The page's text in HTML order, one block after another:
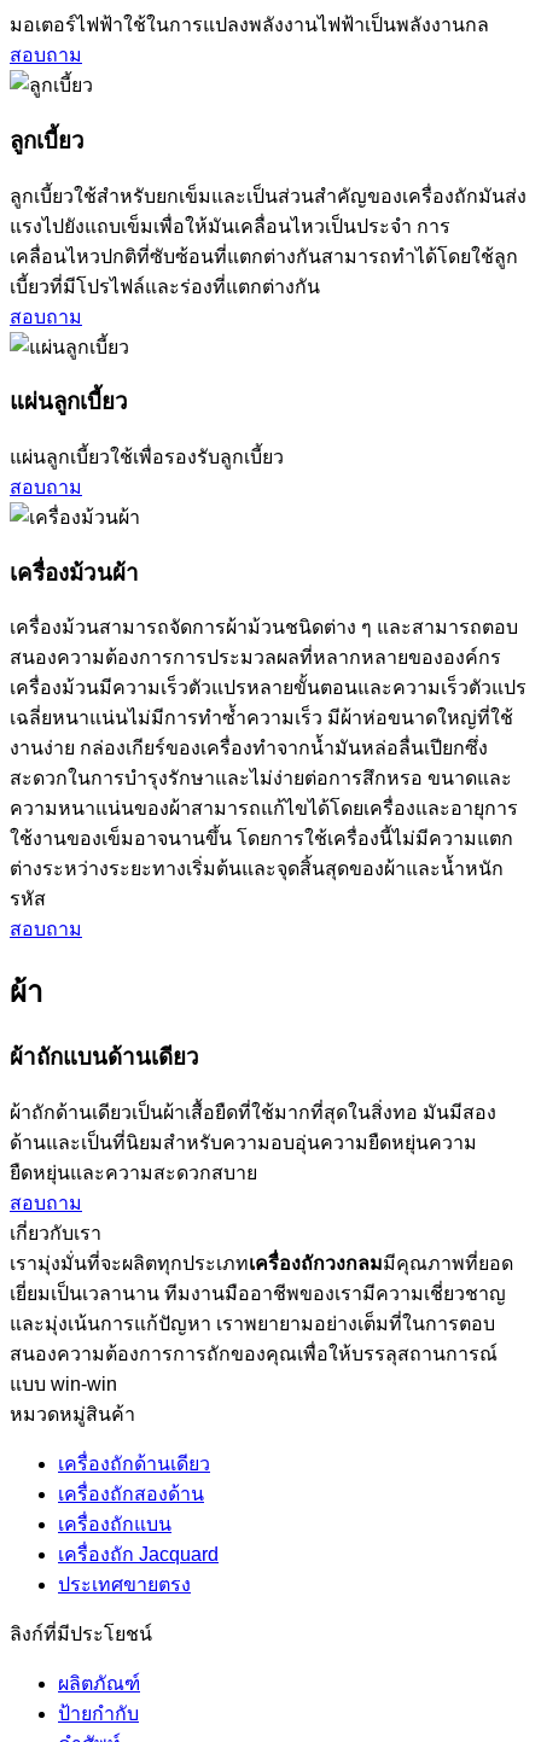
มอเตอร์ไฟฟ้าใช้ในการแปลงพลังงานไฟฟ้าเป็นพลังงานกล
สอบถาม
ลูกเบี้ยว
ลูกเบี้ยวใช้สำหรับยกเข็มและเป็นส่วนสำคัญของเครื่องถักมันส่ง
แรงไปยังแถบเข็มเพื่อให้มันเคลื่อนไหวเป็นประจำ การ
เคลื่อนไหวปกติที่ซับซ้อนที่แตกต่างกันสามารถทำได้โดยใช้ลูก
เบี้ยวที่มีโปรไฟล์และร่องที่แตกต่างกัน
สอบถาม
แผ่นลูกเบี้ยว
แผ่นลูกเบี้ยวใช้เพื่อรองรับลูกเบี้ยว
สอบถาม
เครื่องม้วนผ้า
เครื่องม้วนสามารถจัดการผ้าม้วนชนิดต่าง ๆ และสามารถตอบ
สนองความต้องการการประมวลผลที่หลากหลายขององค์กร
เครื่องม้วนมีความเร็วตัวแปรหลายขั้นตอนและความเร็วตัวแปร
เฉลี่ยหนาแน่นไม่มีการทำซ้ำความเร็ว มีผ้าห่อขนาดใหญ่ที่ใช้
งานง่าย กล่องเกียร์ของเครื่องทำจากน้ำมันหล่อลื่นเปียกซึ่ง
สะดวกในการบำรุงรักษาและไม่ง่ายต่อการสึกหรอ ขนาดและ
ความหนาแน่นของผ้าสามารถแก้ไขได้โดยเครื่องและอายุการ
ใช้งานของเข็มอาจนานขึ้น โดยการใช้เครื่องนี้ไม่มีความแตก
ต่างระหว่างระยะทางเริ่มต้นและจุดสิ้นสุดของผ้าและน้ำหนัก
รหัส
สอบถาม
ผ้า
ผ้าถักแบนด้านเดียว
ผ้าถักด้านเดียวเป็นผ้าเสื้อยืดที่ใช้มากที่สุดในสิ่งทอ มันมีสอง
ด้านและเป็นที่นิยมสำหรับความอบอุ่นความยืดหยุ่นความ
ยืดหยุ่นและความสะดวกสบาย
สอบถาม
เกี่ยวกับเรา
เรามุ่งมั่นที่จะผลิตทุกประเภทเครื่องถักวงกลมมีคุณภาพที่ยอด
เยี่ยมเป็นเวลานาน ทีมงานมืออาชีพของเรามีความเชี่ยวชาญ
และมุ่งเน้นการแก้ปัญหา เราพยายามอย่างเต็มที่ในการตอบ
สนองความต้องการการถักของคุณเพื่อให้บรรลุสถานการณ์
แบบ win-win
หมวดหมู่สินค้า
เครื่องถักด้านเดียว
เครื่องถักสองด้าน
เครื่องถักแบน
เครื่องถัก Jacquard
ประเทศขายตรง
ลิงก์ที่มีประโยชน์
ผลิตภัณฑ์
ป้ายกำกับ